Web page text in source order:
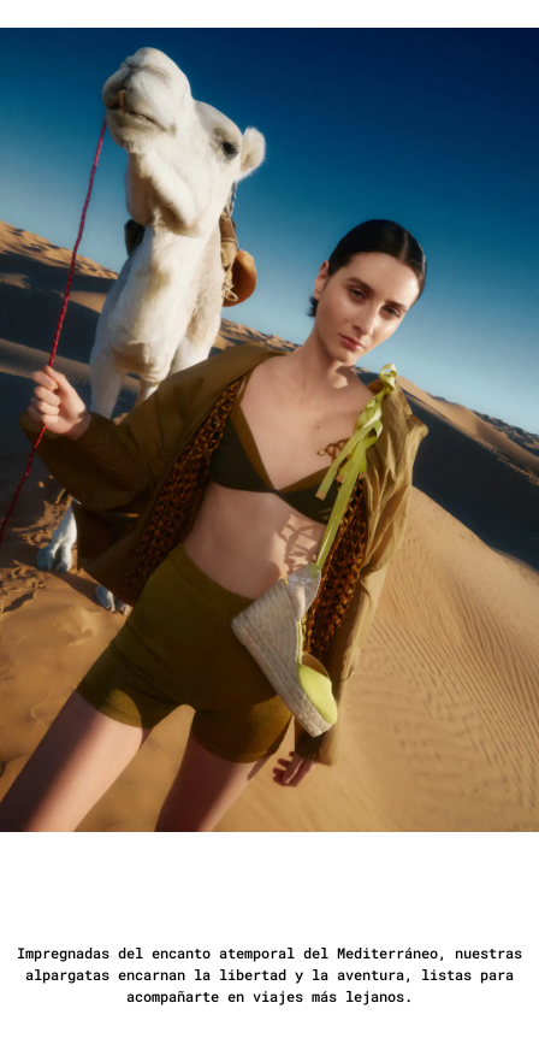
Impregnadas del encanto atemporal del Mediterráneo, nuestras
alpargatas encarnan la libertad y la aventura, listas para
acompañarte en viajes más lejanos.